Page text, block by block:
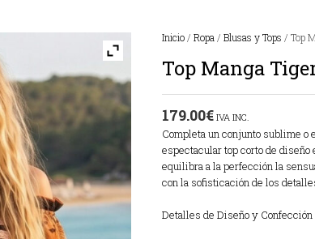
Inicio/ Ropa / Blusas y Tops / Top
Top Manga
179.00€ IVA INC.
Completa un conjunto sublime
espectacular top corto de diseño
equilibra a la perfección la
con la sofisticación de los
Detalles de Diseño y Confección